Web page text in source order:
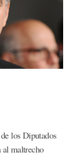
los Diputados
al maltrecho